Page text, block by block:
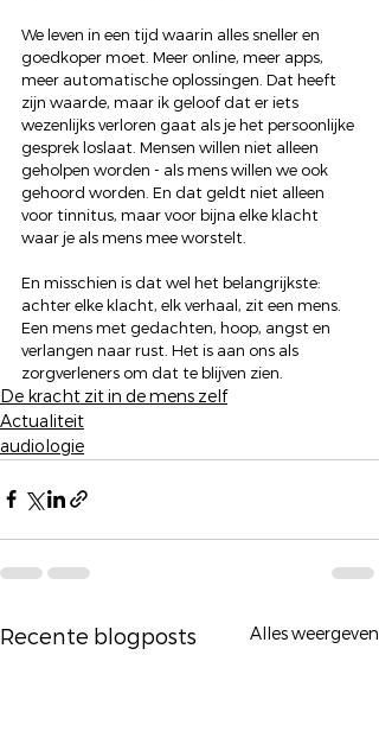
We leven in een tijd waarin alles sneller en
goedkoper moet. Meer online, meer apps,
meer automatische oplossingen. Dat heeft
zijn waarde, maar ik geloof dat er iets
wezenlijks verloren gaat als je het persoonlijke
gesprek loslaat. Mensen willen niet alleen
geholpen worden - als mens willen we ook
gehoord worden. En dat geldt niet alleen
voor tinnitus, maar voor bijna elke klacht
waar je als mens mee worstelt.
En misschien is dat wel het belangrijkste:
achter elke klacht, elk verhaal, zit een mens.
Een mens met gedachten, hoop, angst en
verlangen naar rust. Het is aan ons als
zorgverleners om dat te blijven zien.
De kracht zit in de mens zelf
Actualiteit
audiologie
Recente blogposts Alles weergeven